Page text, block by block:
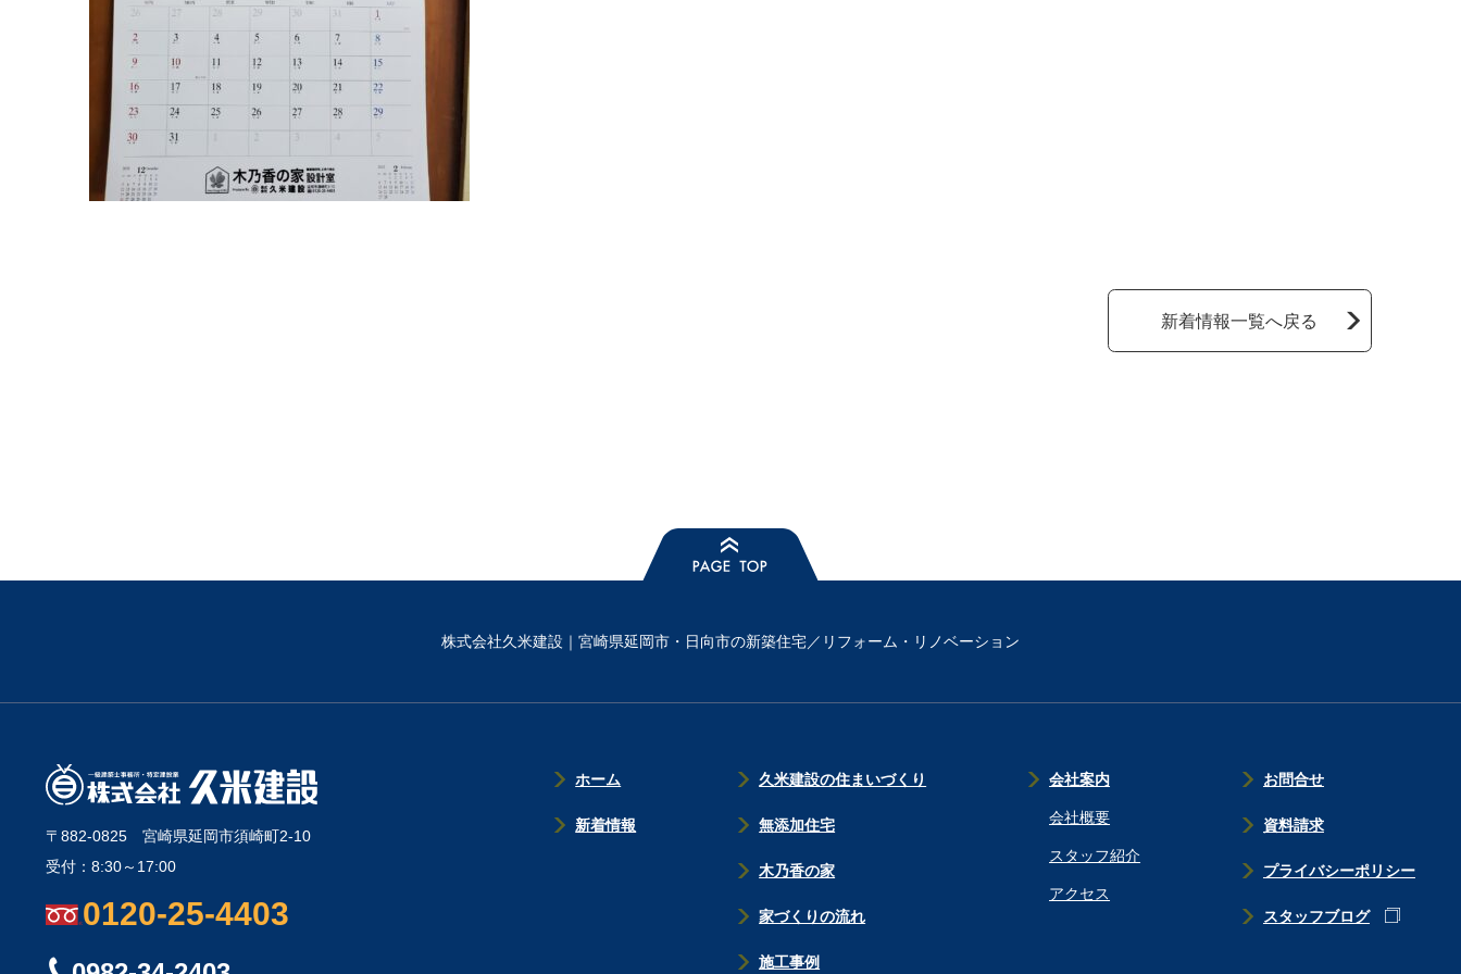
新着情報一覧へ戻る
株式会社久米建設｜宮崎県延岡市・日向市の新築住宅／リフォーム・リノベーション
〒882-0825
宮崎県延岡市須崎町2-10
受付：8:30～17:00
0120-25-4403
ホーム
新着情報
久米建設の住まいづくり
無添加住宅
木乃香の家
家づくりの流れ
施工事例
会社案内
会社概要
スタッフ紹介
アクセス
お問合せ
資料請求
プライバシーポリシー
スタッフブログ